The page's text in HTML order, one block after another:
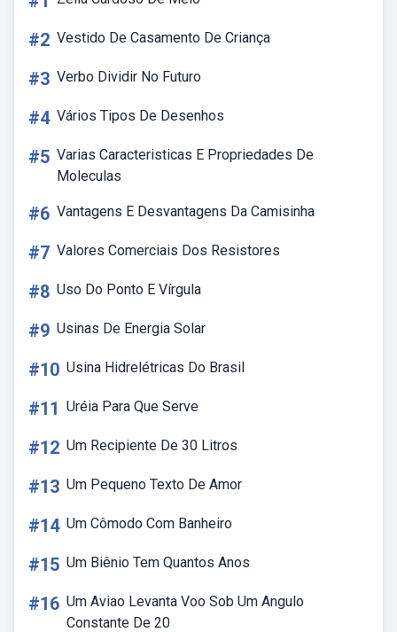
#2 Vestido De Casamento De Criança
#3 Verbo Dividir No Futuro
#4 Vários Tipos De Desenhos
#5 Varias Caracteristicas E Propriedades De
Moleculas
#6 Vantagens E Desvantagens Da Camisinha
#7 Valores Comerciais Dos Resistores
#8 Uso Do Ponto E Vírgula
#9 Usinas De Energia Solar
#10 Usina Hidrelétricas Do Brasil
#11 Uréia Para Que Serve
#12 Um Recipiente De 30 Litros
#13 Um Pequeno Texto De Amor
#14 Um Cômodo Com Banheiro
#15 Um Biênio Tem Quantos Anos
#16 Um Aviao Levanta Voo Sob Um Angulo
Constante De 20